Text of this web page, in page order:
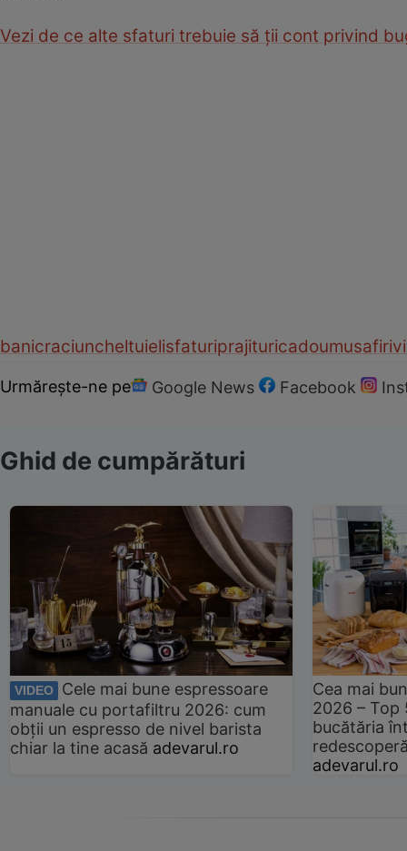
Vezi de ce alte sfaturi trebuie să ţii cont privind
banicraciuncheltuielisfaturiprajituricadoumusafiri
Urmărește-ne pe Google News Facebook
Ghid de cumpărături
VIDEO
Cele mai bune espressoare
manuale cu portafiltru 2026: cum
obții un espresso de nivel barista
chiar la tine acasă adevarul.ro
Cea mai
2026 –
bucătăria
adevarul.ro